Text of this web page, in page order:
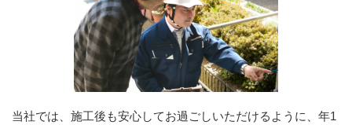
当社では、施工後も安心してお過ごしいただけるように、年1